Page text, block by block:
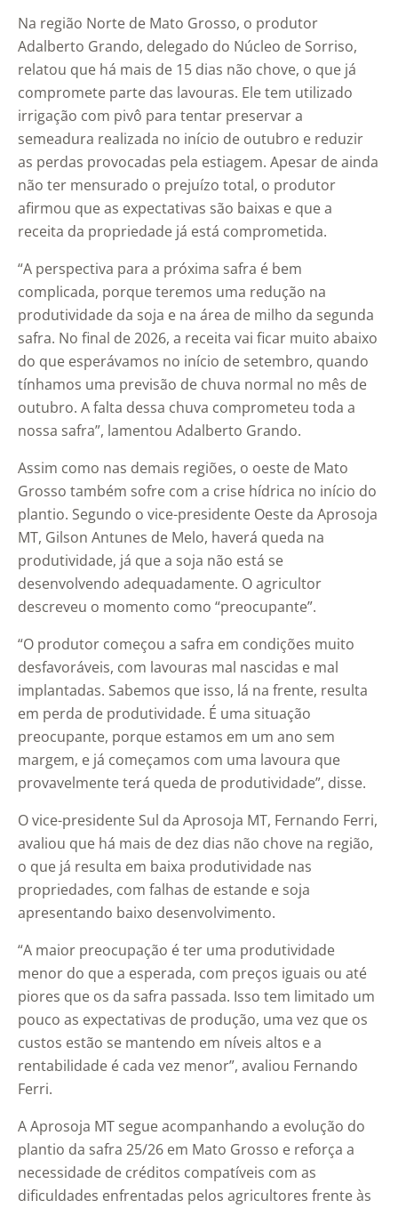
Na região Norte de Mato Grosso, o produtor
Adalberto Grando, delegado do Núcleo de Sorriso,
relatou que há mais de 15 dias não chove, o que já
compromete parte das lavouras. Ele tem utilizado
irrigação com pivô para tentar preservar a
semeadura realizada no início de outubro e reduzir
as perdas provocadas pela estiagem. Apesar de ainda
não ter mensurado o prejuízo total, o produtor
afirmou que as expectativas são baixas e que a
receita da propriedade já está comprometida.
“A perspectiva para a próxima safra é bem
complicada, porque teremos uma redução na
produtividade da soja e na área de milho da segunda
safra. No final de 2026, a receita vai ficar muito abaixo
do que esperávamos no início de setembro, quando
tínhamos uma previsão de chuva normal no mês de
outubro. A falta dessa chuva comprometeu toda a
nossa safra”, lamentou Adalberto Grando.
Assim como nas demais regiões, o oeste de Mato
Grosso também sofre com a crise hídrica no início do
plantio. Segundo o vice-presidente Oeste da Aprosoja
MT, Gilson Antunes de Melo, haverá queda na
produtividade, já que a soja não está se
desenvolvendo adequadamente. O agricultor
descreveu o momento como “preocupante”.
“O produtor começou a safra em condições muito
desfavoráveis, com lavouras mal nascidas e mal
implantadas. Sabemos que isso, lá na frente, resulta
em perda de produtividade. É uma situação
preocupante, porque estamos em um ano sem
margem, e já começamos com uma lavoura que
provavelmente terá queda de produtividade”, disse.
O vice-presidente Sul da Aprosoja MT, Fernando Ferri,
avaliou que há mais de dez dias não chove na região,
o que já resulta em baixa produtividade nas
propriedades, com falhas de estande e soja
apresentando baixo desenvolvimento.
“A maior preocupação é ter uma produtividade
menor do que a esperada, com preços iguais ou até
piores que os da safra passada. Isso tem limitado um
pouco as expectativas de produção, uma vez que os
custos estão se mantendo em níveis altos e a
rentabilidade é cada vez menor”, avaliou Fernando
Ferri.
A Aprosoja MT segue acompanhando a evolução do
plantio da safra 25/26 em Mato Grosso e reforça a
necessidade de créditos compatíveis com as
dificuldades enfrentadas pelos agricultores frente às